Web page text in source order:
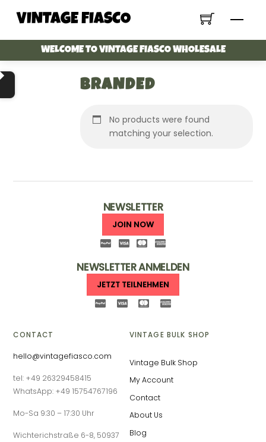
Menu
VINTAGE FIASCO
WELCOME TO VINTAGE FIASCO WHOLESALE
BRANDED
No products were found
matching your selection.
NEWSLETTER
JOIN NOW
NEWSLETTER ANMELDEN
JETZT TEILNEHMEN
CONTACT
hello@vintagefiasco.com
tel: +49 26329458415
WhatsApp: +49 15754767196
Mo-Sa 9:30 – 17:30 Uhr
Wichterichstraße 6-8, 50937
VINTAGE BULK SHOP
Vintage Bulk Shop
My Account
Contact
About Us
Blog